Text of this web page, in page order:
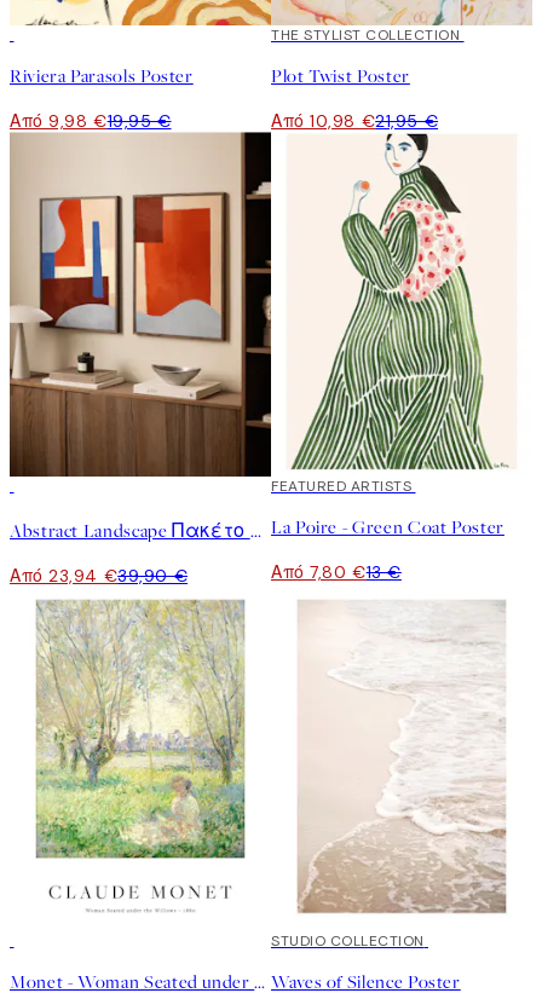
Riviera Parasols Poster
Από 9,98 €19,95 €
50%*
THE STYLIST COLLECTION
Plot Twist Poster
Από 10,98 €21,95 €
Abstract Landscape Πακέτο με Poster
Από 23,94 €39,90 €
40%*
FEATURED ARTISTS
La Poire - Green Coat Poster
Από 7,80 €13 €
Monet - Woman Seated under the Willows Poster
50%*
STUDIO COLLECTION
Waves of Silence Poster